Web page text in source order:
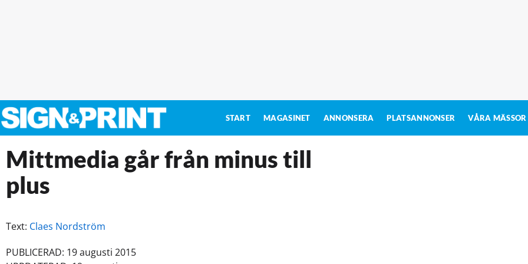
START MAGASINET ANNONSERA PLATSANNONSER VÅRA MÄSSOR
Mittmedia går från minus till
plus
Text: Claes Nordström
PUBLICERAD: 19 augusti 2015